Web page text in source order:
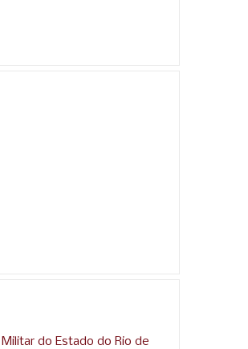
do Estado do Rio de